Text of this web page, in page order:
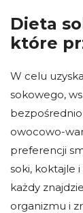
Dieta
które
W celu
sokowego,
owocowo-
preferencji
soki, koktajle
każdy
organizmu i